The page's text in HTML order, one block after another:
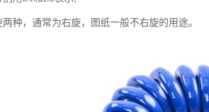
种，通常为右旋，图纸一般不右旋的用途。